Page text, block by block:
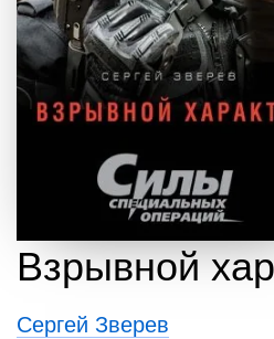
Взрывной
Сергей Зверев